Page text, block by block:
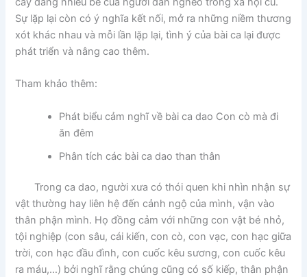
Sự lặp lại còn có ý nghĩa kết nối, mở ra những niềm thương
xót khác nhau và mỗi lần lặp lại, tình ý của bài ca lại được
phát triển và nâng cao thêm.
Tham khảo thêm:
Phát biểu cảm nghĩ về bài ca dao Con cò mà đi
ăn đêm
Phân tích các bài ca dao than thân
Trong ca dao, người xưa có thói quen khi nhìn nhận sự
vật thường hay liên hệ đến cảnh ngộ của mình, vận vào
thân phận mình. Họ đồng cảm với những con vật bé nhỏ,
tội nghiệp (con sâu, cái kiến, con cò, con vạc, con hạc giữa
trời, con hạc đầu đình, con cuốc kêu sương, con cuốc kêu
ra máu,…) bởi nghĩ rằng chúng cũng có số kiếp, thân phận